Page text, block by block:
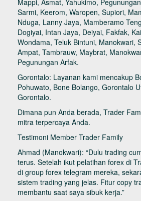
Sarmi, Keerom, Waropen, Supiori,
Nduga, Lanny Jaya, Mamberamo
Dogiyai, Intan Jaya, Deiyai, Fakfak,
Wondama, Teluk Bintuni, Manokwari,
Ampat, Tambrauw, Maybrat,
Pegunungan Arfak.
Gorontalo: Layanan kami mencakup
Pohuwato, Bone Bolango, Gorontalo
Gorontalo.
Dimana pun Anda berada, Trader
mitra terpercaya Anda.
Testimoni Member Trader Family
Ahmad (Manokwari): “Dulu trading
terus. Setelah ikut pelatihan forex di
di group forex telegram mereka,
sistem trading yang jelas. Fitur copy
membantu saat saya sibuk kerja.”